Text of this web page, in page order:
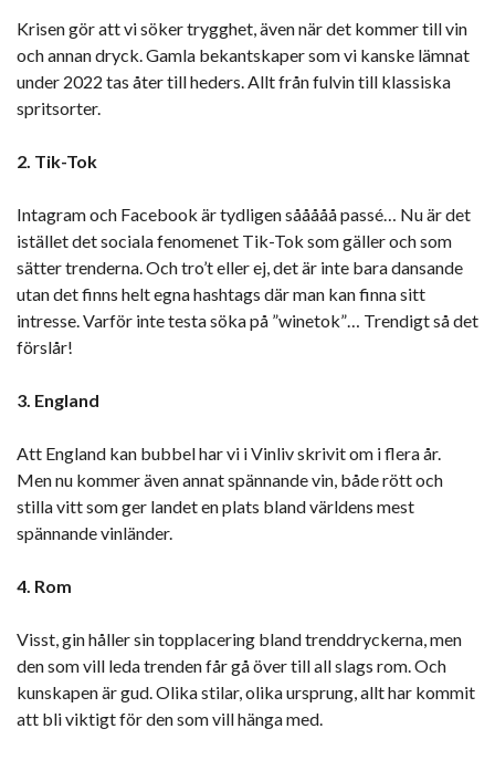
Krisen gör att vi söker trygghet, även när det kommer till vin
och annan dryck. Gamla bekantskaper som vi kanske lämnat
under 2022 tas åter till heders. Allt från fulvin till klassiska
spritsorter.
2. Tik-Tok
Intagram och Facebook är tydligen sååååå passé… Nu är det
istället det sociala fenomenet Tik-Tok som gäller och som
sätter trenderna. Och tro’t eller ej, det är inte bara dansande
utan det finns helt egna hashtags där man kan finna sitt
intresse. Varför inte testa söka på ”winetok”… Trendigt så det
förslår!
3. England
Att England kan bubbel har vi i Vinliv skrivit om i flera år.
Men nu kommer även annat spännande vin, både rött och
stilla vitt som ger landet en plats bland världens mest
spännande vinländer.
4. Rom
Visst, gin håller sin topplacering bland trenddryckerna, men
den som vill leda trenden får gå över till all slags rom. Och
kunskapen är gud. Olika stilar, olika ursprung, allt har kommit
att bli viktigt för den som vill hänga med.